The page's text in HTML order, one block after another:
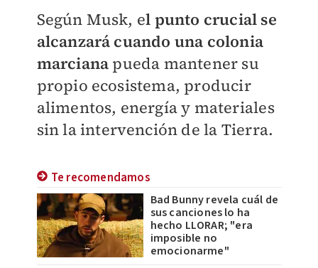
Según Musk, el punto crucial se
alcanzará cuando una colonia
marciana pueda mantener su
propio ecosistema, producir
alimentos, energía y materiales
sin la intervención de la Tierra.
Te recomendamos
Bad Bunny revela cuál de
sus canciones lo ha
hecho LLORAR; "era
imposible no
emocionarme"